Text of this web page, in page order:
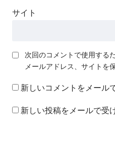
サイト
次回のコメントで使用する
メールアドレス、サイトを
新しいコメントをメール
新しい投稿をメールで受